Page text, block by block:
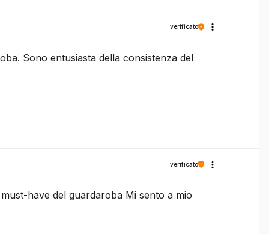
verificato
Sono entusiasta della consistenza del
verificato
have del guardaroba Mi sento a mio